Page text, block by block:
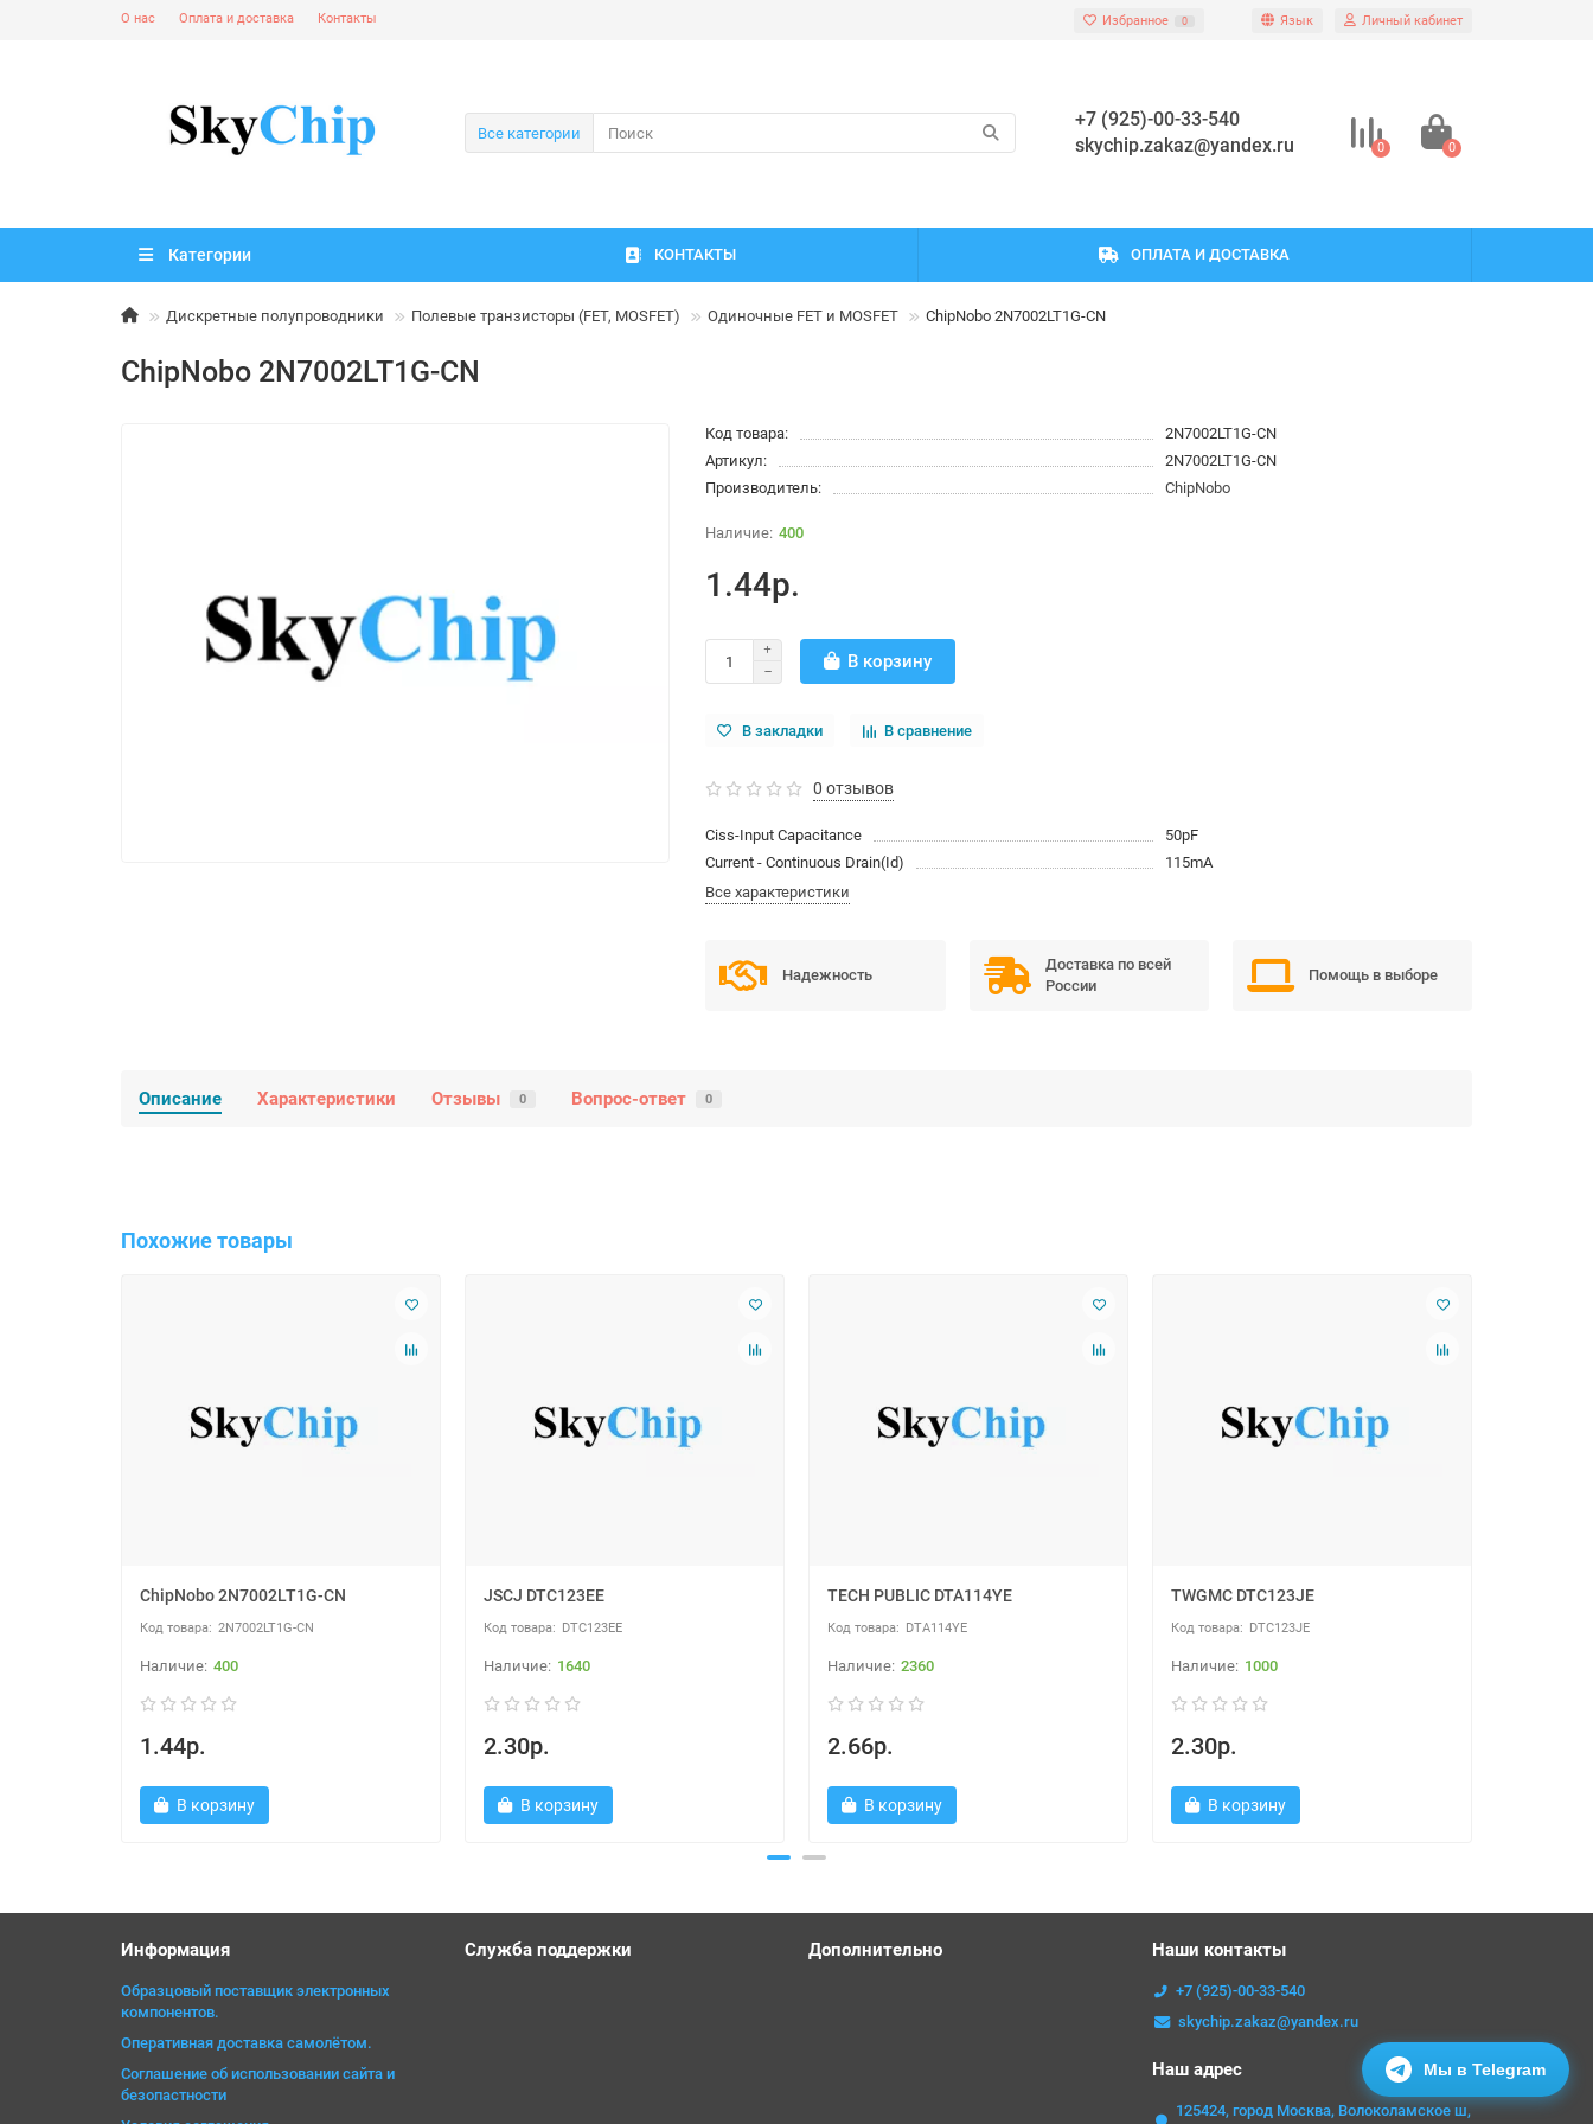
Мы в Telegram
О нас Оплата и доставка Контакты Избранное 0 Язык Личный кабинет
Все категории
+7 (925)-00-33-540
skychip.zakaz@yandex.ru
0 0
Категории КОНТАКТЫ ОПЛАТА И ДОСТАВКА
Дискретные полупроводники Полевые транзисторы (FET, MOSFET) Одиночные FET и MOSFET ChipNobo 2N7002LT1G-CN
ChipNobo 2N7002LT1G-CN
Код товара:
2N7002LT1G-CN
Артикул:
2N7002LT1G-CN
Производитель:
ChipNobo
400
1.44р.
В корзину
В закладки В сравнение
0 отзывов
Ciss-Input Capacitance
50pF
Current - Continuous Drain(Id)
115mA
Все характеристики
Надежность
Доставка по всей
России
Помощь в выборе
Описание Характеристики Отзывы 0 Вопрос-ответ 0
Похожие товары
ChipNobo 2N7002LT1G-CN
2N7002LT1G-CN
400
1.44р.
В корзину
JSCJ DTC123EE
DTC123EE
1640
2.30р.
В корзину
TECH PUBLIC DTA114YE
DTA114YE
2360
2.66р.
В корзину
TWGMC DTC123JE
DTC123JE
1000
2.30р.
В корзину
Информация
Образцовый поставщик электронных
компонентов.
Оперативная доставка самолётом.
Соглашение об использовании сайта и
безопастности
Служба поддержки Дополнительно Наши контакты
+7 (925)-00-33-540
skychip.zakaz@yandex.ru
Наш адрес
125424, город Москва, Волоколамское ш,